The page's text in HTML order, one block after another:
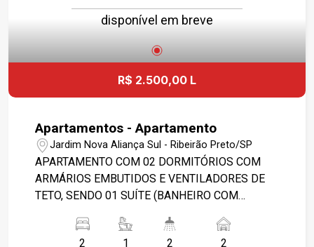
disponível em breve
R$ 2.500,00 L
Apartamentos - Apartamento
Jardim Nova Aliança Sul - Ribeirão Preto/SP
APARTAMENTO COM 02 DORMITÓRIOS COM
ARMÁRIOS EMBUTIDOS E VENTILADORES DE
TETO, SENDO 01 SUÍTE (BANHEIRO COM
PLANEJADA COM VENTILADOR DE TETO, AR
2 1 2 2